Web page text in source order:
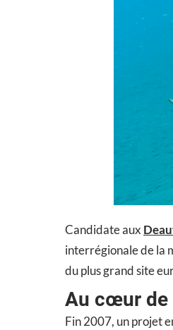
Candidate aux
interrégionale de la
du plus grand site
Au cœur de
Fin 2007, un projet